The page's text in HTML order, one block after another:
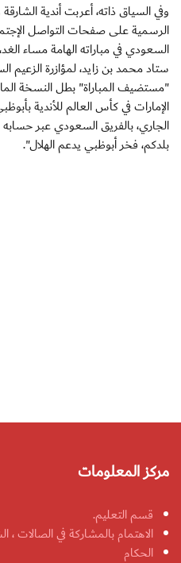
وفي السياق ذاته، أعربت أندية
الرسمية على صفحات التواصل
السعودي في مباراته الهامة مساء
ستاد محمد بن زايد، لمؤازرة الزعيم
"مستضيف المباراة" بطل النسخة
الإمارات في كأس العالم للأندية
الجاري، بالفريق السعودي عبر
بلدكم، فخر أبوظبي يدعم الهلال".
مركز المعلومات
قسم التعليم.
الاهتمام بالمشاركة في الصالات ،
الحكام